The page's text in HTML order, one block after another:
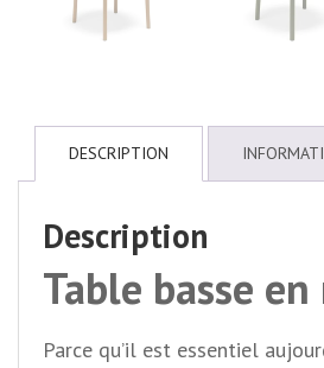
DESCRIPTION
Description
Table basse
Parce qu’il est essentiel